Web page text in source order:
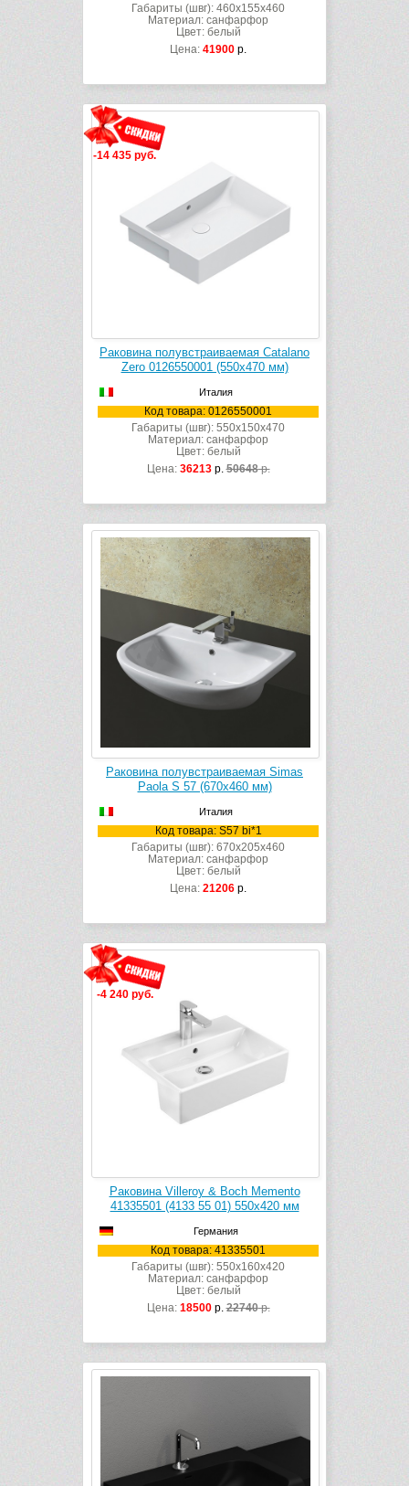
Габариты (швг): 460x155x460
Материал: санфарфор
Цвет: белый
Цена: 41900 р.
-14 435 руб.
Раковина полувстраиваемая Catalano
Zero 0126550001 (550х470 мм)
Италия
Код товара: 0126550001
Габариты (швг): 550x150x470
Материал: санфарфор
Цвет: белый
Цена: 36213р.50648р.
Раковина полувстраиваемая Simas
Paola S 57 (670х460 мм)
Италия
Код товара: S57 bi*1
Габариты (швг): 670x205x460
Материал: санфарфор
Цвет: белый
Цена: 21206 р.
-4 240 руб.
Раковина Villeroy & Boch Memento
41335501 (4133 55 01) 550х420 мм
Германия
Код товара: 41335501
Габариты (швг): 550x160x420
Материал: санфарфор
Цвет: белый
Цена: 18500р.22740р.